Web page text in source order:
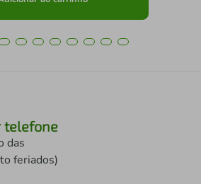
telefone
das
feriados)